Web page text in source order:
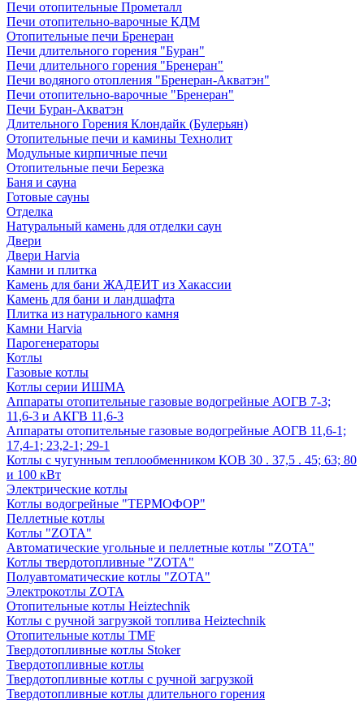
Печи отопительные Прометалл
Печи отопительно-варочные КДМ
Отопительные печи Бренеран
Печи длительного горения "Буран"
Печи длительного горения "Бренеран"
Печи водяного отопления "Бренеран-Акватэн"
Печи отопительно-варочные "Бренеран"
Печи Буран-Акватэн
Длительного Горения Клондайк (Булерьян)
Отопительные печи и камины Технолит
Модульные кирпичные печи
Отопительные печи Березка
Баня и сауна
Готовые сауны
Отделка
Натуральный камень для отделки саун
Двери
Двери Harvia
Камни и плитка
Камень для бани ЖАДЕИТ из Хакассии
Камень для бани и ландшафта
Плитка из натурального камня
Камни Harvia
Парогенераторы
Котлы
Газовые котлы
Котлы серии ИШМА
Аппараты отопительные газовые водогрейные АОГВ 7-3;
11,6-3 и АКГВ 11,6-3
Аппараты отопительные газовые водогрейные АОГВ 11,6-1;
17,4-1; 23,2-1; 29-1
Котлы с чугунным теплообменником КОВ 30 . 37,5 . 45; 63; 80
и 100 кВт
Электрические котлы
Котлы водогрейные "ТЕРМОФОР"
Пеллетные котлы
Котлы "ZOTA"
Автоматические угольные и пеллетные котлы "ZOTA"
Котлы твердотопливные "ZOTA"
Полуавтоматические котлы "ZOTA"
Электрокотлы ZOTA
Отопительные котлы Heiztechnik
Котлы с ручной загрузкой топлива Heiztechnik
Отопительные котлы TMF
Твердотопливные котлы Stoker
Твердотопливные котлы
Твердотопливные котлы с ручной загрузкой
Твердотопливные котлы длительного горения